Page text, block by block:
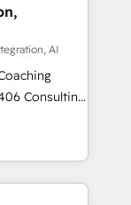
and meet
4
skills,
AI
how
build your
it, then stay